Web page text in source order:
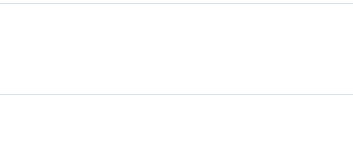
hizmeti veriyoruz. Acil durumlarda 0535 590 25 76 numaralı
kaçağın veya tıkanıklığın durumuna göre değişir. Ortalama 1-